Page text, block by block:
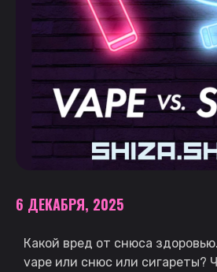
6 ДЕКАБРЯ, 2025
Какой вред от снюса
vape или снюс или сигареты?